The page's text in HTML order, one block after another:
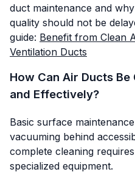
duct maintenance and
quality should not be
guide: Benefit from Clean
Ventilation Ducts
How Can Air Ducts
and Effectively?
Basic surface
vacuuming behind
complete cleaning
specialized equipment.